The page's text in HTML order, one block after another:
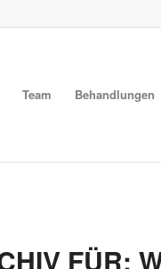
Team Behandlungen
FÜR: